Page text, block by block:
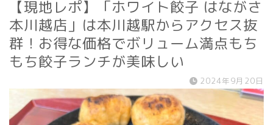
【現地レポ】「ホワイト餃子 はながさ
本川越店」は本川越駅からアクセス抜
群！お得な価格でボリューム満点もち
もち餃子ランチが美味しい
2024年9月20日